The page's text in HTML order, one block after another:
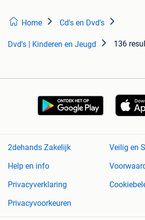
Home Cd's en Dvd's
Dvd's | Kinderen en Jeugd 136
2dehands Zakelijk
Veilig en
Help en info
Privacyverklaring
Privacyvoorkeuren